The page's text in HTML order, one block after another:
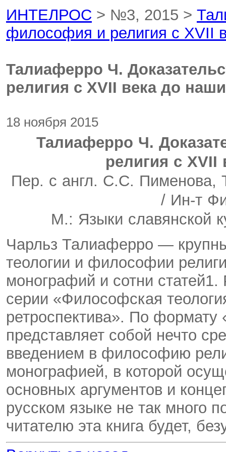
ИНТЕЛРОС > №3, 2015 >
философия и религия с XVII
Талиаферро Ч.
религия с XVII века до
18 ноября 2015
Талиаферро Ч.
религия с
Пер. с англ. С.С. Пименова,
/ Ин-т
М.: Языки славянской
Чарльз Талиаферро —
теологии и философии
монографий и сотни
серии «Философская
ретроспектива». По формату
представляет собой нечто
введением в философию
монографией, в которой
основных аргументов и
русском языке не так много
читателю эта книга будет,